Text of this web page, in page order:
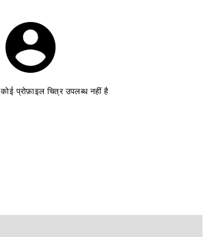
कोई प्रोफ़ाइल चित्र उपलब्ध नहीं है